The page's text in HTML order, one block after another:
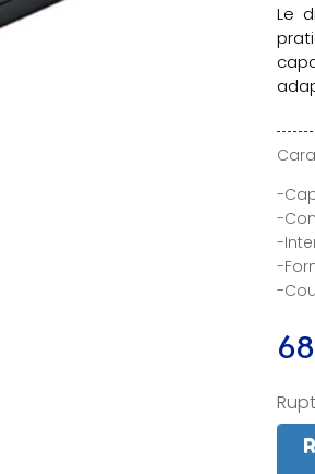
Le
-
-
-
-
-